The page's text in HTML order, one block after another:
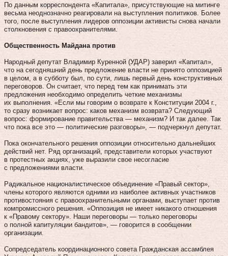
По данным корреспондента «Капитала», присутствующие на митинге
весьма неоднозначно реагировали на выступления политиков. Более
того, после выступления лидеров оппозиции активисты снова начали
столкновения с правоохранителями.
Общественноcть Майдана против
Народный депутат Владимир Куренной (УДАР) заверил «Капитал»,
что на сегодняшний день предложение власти не принято оппозицией
в целом, а в субботу был, по сути, лишь первый день конструктивных
переговоров. Он считает, что перед тем как принимать эти
предложения необходимо определить четкие механизмы
их выполнения. «Если мы говорим о возврате к Конституции 2004 г.,
то сразу возникает вопрос: каков механизм возврата? Следующий
вопрос: формирование правительства — механизм? И так далее. Так
что пока все это — политические разговоры», — подчеркнул депутат.
Пока окончательного решения оппозиции относительно дальнейших
действий нет. Ряд организаций, представители которых участвуют
в протестных акциях, уже выразили свое несогласие
с предложениями власти.
Радикальное националистическое объединение «Правый сектор»,
члены которого являются одними из наиболее активных участников
противостояния с правоохранительными органами, выступает против
компромиссного решения. «Оппозиция не имеет никакого отношения
к «Правому сектору». Наши переговоры — только переговоры
о полной капитуляции бандитов», — говорится в сообщении
организации.
Сопредседатель координационного совета Гражданская ассамблея